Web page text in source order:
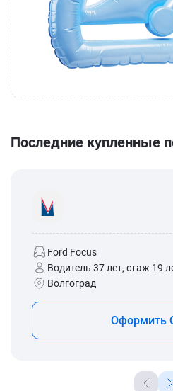
Последние купленные
Ford Focus
Водитель 37 лет, стаж 19
Волгоград
Оформить